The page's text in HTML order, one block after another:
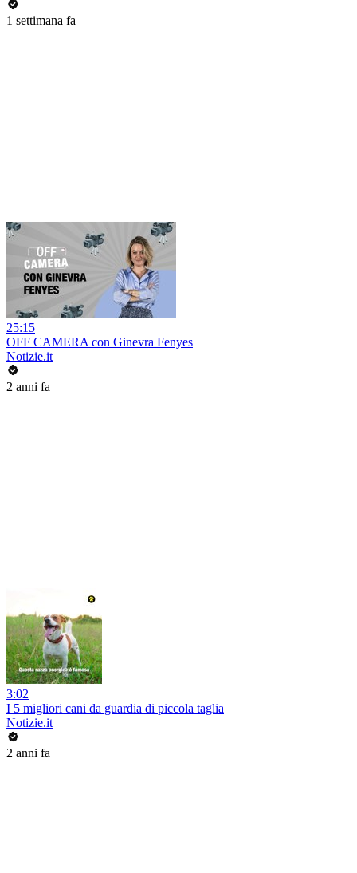
1 settimana fa
25:15
OFF CAMERA con Ginevra Fenyes
Notizie.it
2 anni fa
3:02
I 5 migliori cani da guardia di piccola taglia
Notizie.it
2 anni fa